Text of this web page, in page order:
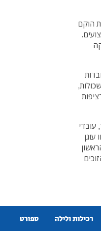
הוקם
"החל מה־7 באוקטובר, עובדי
רכילות ולילה ספורט